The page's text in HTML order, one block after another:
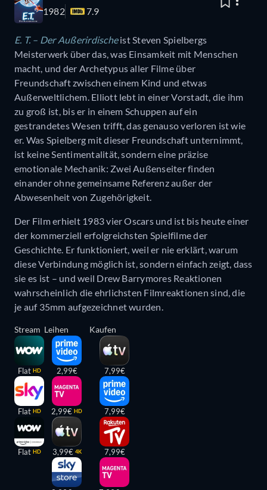
1982 7.9
E. T. – Der Außerirdischeist Steven Spielbergs
Meisterwerk über das, was Einsamkeit mit Menschen
macht, und der Archetypus aller Filme über
Freundschaft zwischen einem Kind und etwas
Außerweltlichem. Elliott lebt in einer Vorstadt, die ihm
zu groß ist, bis er in einem Schuppen auf ein
gestrandetes Wesen trifft, das genauso verloren ist wie
er. Was Spielberg mit dieser Freundschaft unternimmt,
ist keine Sentimentalität, sondern eine präzise
emotionale Mechanik: Zwei Außenseiter finden
einander ohne gemeinsame Referenz außer der
Abwesenheit von Zugehörigkeit.
Der Film erhielt 1983 vier Oscars und ist bis heute einer
der kommerziell erfolgreichsten Spielfilme der
Geschichte. Er funktioniert, weil er nie erklärt, warum
diese Verbindung möglich ist, sondern einfach zeigt, dass
sie es ist – und weil Drew Barrymores Reaktionen
wahrscheinlich die ehrlichsten Filmreaktionen sind, die
je auf 35mm aufgezeichnet wurden.
Stream
Flat HD
Flat HD
Flat HD
Leihen
2,99€
2,99€ HD
3,99€ 4K
Kaufen
7,99€
7,99€
7,99€